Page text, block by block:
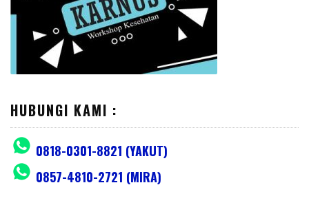
HUBUNGI KAMI :
0818-0301-8821 (YAKUT)
0857-4810-2721 (MIRA)